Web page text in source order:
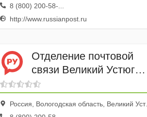
8 (800) 200-58-...
http://www.russianpost.ru
Отделение почтовой
связи Великий Устюг
162396
Россия, Вологодская область, Великий Устюг, 2-й проезд РМЗ, 1